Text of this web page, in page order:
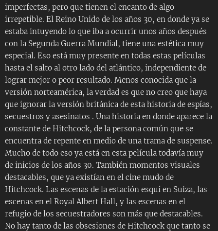
imperfectas, pero que tienen el encanto de algo
irrepetible. El Reino Unido de los años 30, en donde ya se
estaba intuyendo lo que iba a ocurrir unos años después
con la Segunda Guerra Mundial, tiene una estética muy
especial. Eso está muy presente en todas estas películas
hasta el salto al otro lado del atlántico, independiente de
lograr mejor o peor resultado. Menos conocida que la
versión norteamérica, la verdad es que no creo que haya
que ignorar la versión británica de esta historia de espías,
secuestros y asesinatos . Una historia en donde aparece la
constante de Hitchcock, de la persona común que se
encuentra de repente en medio de una trama de suspense.
Mucho de todo eso ya está en esta película todavía muy
de inicios de los años 30. También momentos visuales
destacables, que ya existían en el cine mudo de
Hitchcock. Las escenas de la estación esquí en Suiza, las
escenas en el Royal Albert Hall, y las escenas en el
refugio de los secuestradores son más que destacables.
No hay tanto de las obsesiones de Hitchcock que tanto se